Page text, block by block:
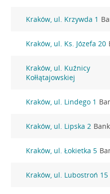
Kraków, ul. Krzywda 1
Kraków, ul. Ks. Józefa 20
Kraków, ul. Kuźnicy
Kołłątajowskiej
Kraków, ul. Lindego 1
Kraków, ul. Lipska 2
Kraków, ul. Łokietka 5
Kraków, ul. Lubostroń 15